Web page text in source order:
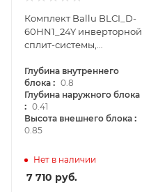
Комплект Ballu BLCI_D-
60HN1_24Y инверторной
сплит-системы,
Глубина внутреннего
блока : 0.8
Глубина наружного блока
: 0.41
Высота внешнего блока :
0.85
Нет в наличии
7 710 руб.